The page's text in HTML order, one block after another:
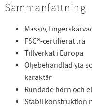
Sammanfattning
Massiv,
FSC®-certifierat trä
Tillverkat i Europa
Oljebehandlad yta
karaktär
Rundade hörn och
Stabil konstruktion